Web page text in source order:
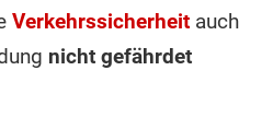
Verkehrssicherheit auch
nicht gefährdet